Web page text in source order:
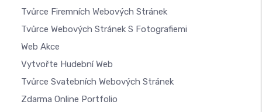
Tvůrce Firemních Webových Stránek
Tvůrce Webových Stránek S Fotografiemi
Web Akce
Vytvořte Hudební Web
Tvůrce Svatebních Webových Stránek
Zdarma Online Portfolio